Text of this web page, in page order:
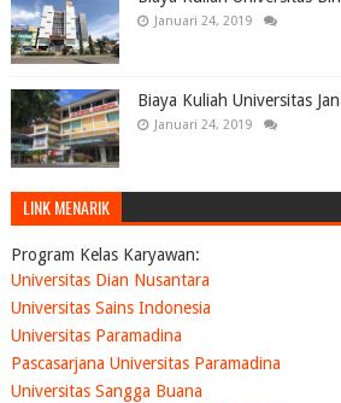
Januari 24, 2019
Biaya Kuliah Universitas
Januari 24, 2019
LINK MENARIK
Program Kelas Karyawan:
Universitas Dian Nusantara
Universitas Sains Indonesia
Universitas Paramadina
Pascasarjana Universitas Paramadina
Universitas Sangga Buana